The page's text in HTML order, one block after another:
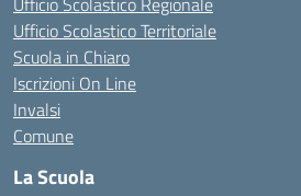
Ufficio Scolastico Territoriale
Scuola in Chiaro
Iscrizioni On Line
Invalsi
Comune
La Scuola